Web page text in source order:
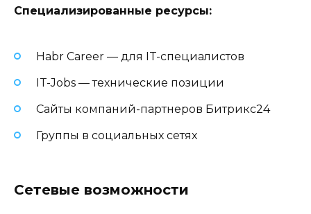
Специализированные ресурсы:
Habr Career — для IT-специалистов
IT-Jobs — технические позиции
Сайты компаний-партнеров Битрикс24
Группы в социальных сетях
Сетевые возможности